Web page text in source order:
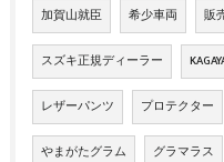
加賀山就臣 希少車両 販
スズキ正規ディーラー
レザーパンツ プロテクター
やまがたグラム グラマラス